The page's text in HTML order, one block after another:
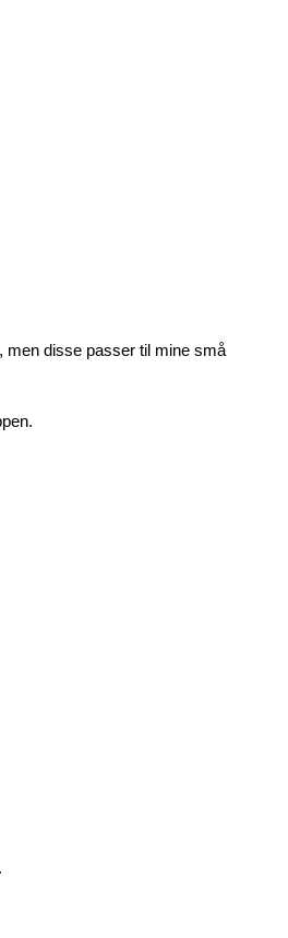
disse passer til mine små